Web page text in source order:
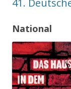
National